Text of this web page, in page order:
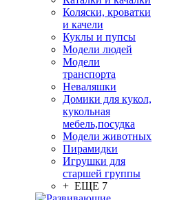
Коляски, кроватки
и качели
Куклы и пупсы
Модели людей
Модели
транспорта
Неваляшки
Домики для кукол,
кукольная
мебель,посудка
Модели животных
Пирамидки
Игрушки для
старшей группы
+ ЕЩЕ 7